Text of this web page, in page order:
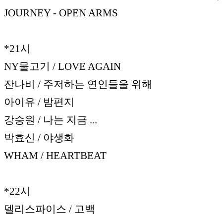
JOURNEY - OPEN ARMS
*21시
NY물고기 / LOVE AGAIN
잔나비 / 주저하는 연인들을 위해
아이유 / 밤편지
강승원 / 나는 지금 ...
박효신 / 야생화
WHAM / HEARTBEAT
*22시
델리스파이스 / 고백